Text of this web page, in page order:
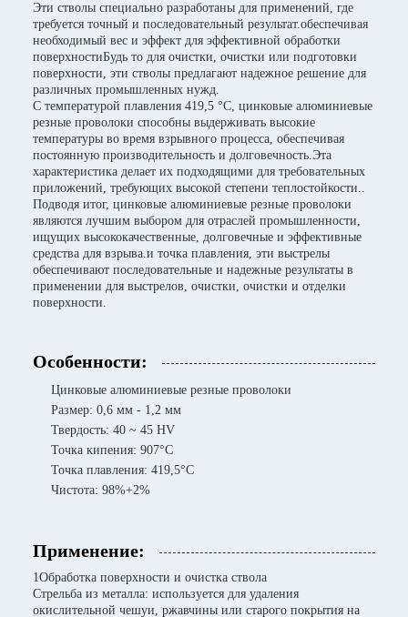
Эти стволы специально разработаны для применений, где
требуется точный и последовательный результат.обеспечивая
необходимый вес и эффект для эффективной обработки
поверхностиБудь то для очистки, очистки или подготовки
поверхности, эти стволы предлагают надежное решение для
различных промышленных нужд.
С температурой плавления 419,5 °C, цинковые алюминиевые
резные проволоки способны выдерживать высокие
температуры во время взрывного процесса, обеспечивая
постоянную производительность и долговечность.Эта
характеристика делает их подходящими для требовательных
приложений, требующих высокой степени теплостойкости..
Подводя итог, цинковые алюминиевые резные проволоки
являются лучшим выбором для отраслей промышленности,
ищущих высококачественные, долговечные и эффективные
средства для взрыва.и точка плавления, эти выстрелы
обеспечивают последовательные и надежные результаты в
применении для выстрелов, очистки, очистки и отделки
поверхности.
Особенности:
Цинковые алюминиевые резные проволоки
Размер: 0,6 мм - 1,2 мм
Твердость: 40 ~ 45 HV
Точка кипения: 907°C
Точка плавления: 419,5°C
Чистота: 98%+2%
Применение:
1Обработка поверхности и очистка ствола
Стрельба из металла: используется для удаления
окислительной чешуи, ржавчины или старого покрытия на